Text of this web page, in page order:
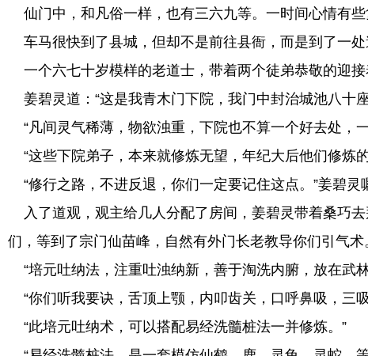
仙门中，和凡俗一样，也有三六九等。一时间心情有些
车马很快到了县城，但却不是前往县衙，而是到了一处
一个六七十岁模样的老道士，带着两个徒弟恭敬的迎接
姜碧灵道：“这是我青木门下院，我门中封治城池八十
“凡间灵气稀薄，物欲浊重，下院也不算一个好去处，
“这些下院弟子，本来就修炼无望，年纪大后他们修炼
“修行之路，不进反退，你们一定要记住这点。”姜碧灵
入了道观，观主给几人分配了房间，姜碧灵带着桑巧
们，等到了宗门仙苗峰，自然有外门长老教导你们引气术
“培元吐纳法，注重吐浊纳新，善于淘洗内腑，放在武
“你们听我要诀，舌顶上颚，内叩齿关，口呼鼻吸，三
“此培元吐纳术，可以搭配易经洗髓桩法一并修炼。”